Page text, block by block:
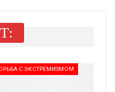
С ЭКСТРЕМИЗМОМ